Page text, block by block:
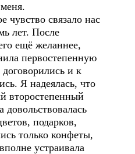
связало нас
лет. После
ещё желаннее,
первостепенную
и к
Я надеялась, что
второстепенный
довольствовалась
подарков,
только конфеты,
устраивала